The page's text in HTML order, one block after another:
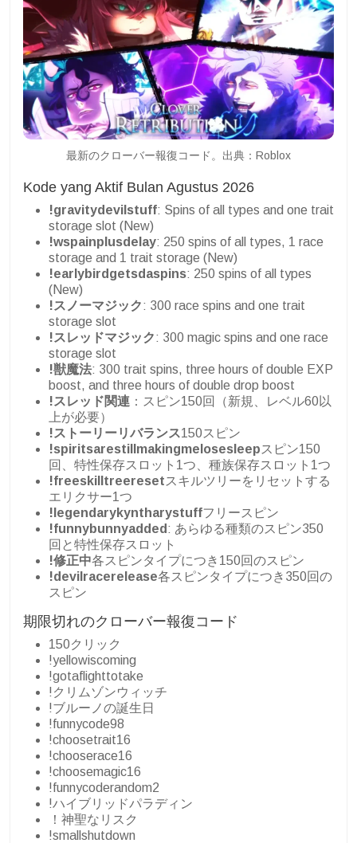
最新のクローバー報復コード。出典：Roblox
Kode yang Aktif Bulan Agustus 2026
!gravitydevilstuff: Spins of all types and one trait
storage slot (New)
!wspainplusdelay: 250 spins of all types, 1 race
storage and 1 trait storage (New)
!earlybirdgetsdaspins: 250 spins of all types
(New)
!スノーマジック: 300 race spins and one trait
storage slot
!スレッドマジック: 300 magic spins and one race
storage slot
!獣魔法: 300 trait spins, three hours of double EXP
boost, and three hours of double drop boost
!スレッド関連 ：スピン150回（新規、レベル60以
上が必要）
!ストーリーリバランス150スピン
!spiritsarestillmakingmelosesleepスピン150
回、特性保存スロット1つ、種族保存スロット1つ
!freeskilltreeresetスキルツリーをリセットする
エリクサー1つ
!legendarykyntharystuffフリースピン
!funnybunnyadded : あらゆる種類のスピン350
回と特性保存スロット
!修正中各スピンタイプにつき150回のスピン
!devilracerelease各スピンタイプにつき350回の
スピン
期限切れのクローバー報復コード
150クリック
!yellowiscoming
!gotaflighttotake
!クリムゾンウィッチ
!ブルーノの誕生日
!funnycode98
!choosetrait16
!chooserace16
!choosemagic16
!funnycoderandom2
!ハイブリッドパラディン
！神聖なリスク
!smallshutdown